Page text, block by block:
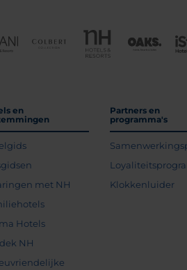
en
met NH
Hotels
NH
Partners en
programma's
Klokkenluider